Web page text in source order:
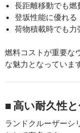
長距離移動でも燃
登坂性能に優れる
荷物積載時でも力
燃料コストが重要な
な魅力となっていま
■ 高い耐久性
ランドクルーザーシ